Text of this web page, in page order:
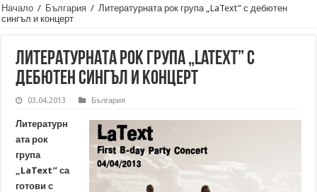
Начало / България / Литературната рок група „LaText” с дебютен
сингъл и концерт
Литературната рок група „LaText” с
дебютен сингъл и концерт
03.04.2013 България
Литературн
ата рок
група
„LaText” са
готови с